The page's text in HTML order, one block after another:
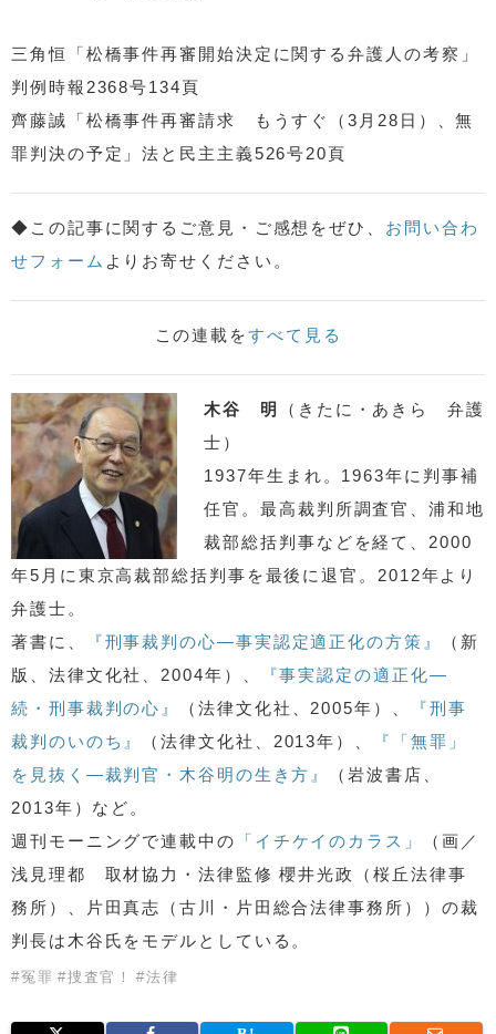
三角恒「松橋事件再審開始決定に関する弁護人の考察」
判例時報2368号134頁
齊藤誠「松橋事件再審請求 もうすぐ（3月28日）、無
罪判決の予定」法と民主主義526号20頁
◆この記事に関するご意見・ご感想をぜひ、 お問い合わ
せフォーム よりお寄せください。
この連載をすべて見る
木谷 明
（きたに・あきら 弁護
士）
1937年生まれ。1963年に判事補
任官。最高裁判所調査官、浦和地
裁部総括判事などを経て、2000
年5月に東京高裁部総括判事を最後に退官。2012年より
弁護士。
著書に、
『刑事裁判の心―事実認定適正化の方策』
（新
版、法律文化社、2004年）、
『事実認定の適正化―
続・刑事裁判の心』
（法律文化社、2005年）、
『刑事
裁判のいのち』
（法律文化社、2013年）、
『「無罪」
を見抜く―裁判官・木谷明の生き方』
（岩波書店、
2013年）など。
週刊モーニングで連載中の
「イチケイのカラス」
（画／
浅見理都 取材協力・法律監修 櫻井光政（桜丘法律事
務所）、片田真志（古川・片田総合法律事務所））の裁
判長は木谷氏をモデルとしている。
#冤罪 #捜査官！ #法律